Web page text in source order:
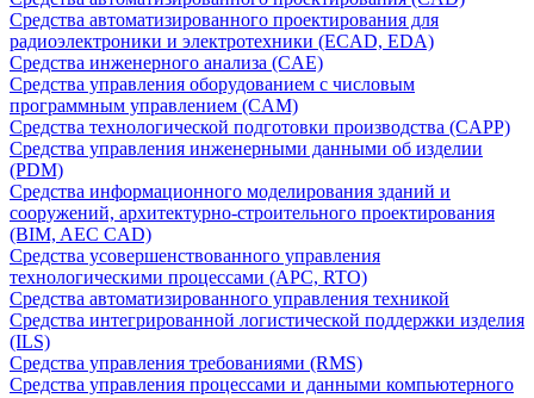
Средства автоматизированного проектирования для
радиоэлектроники и электротехники (ECAD, EDA)
Средства инженерного анализа (CAE)
Средства управления оборудованием с числовым
программным управлением (CAM)
Средства технологической подготовки производства (CAPP)
Средства управления инженерными данными об изделии
(PDM)
Средства информационного моделирования зданий и
сооружений, архитектурно-строительного проектирования
(BIM, AEC CAD)
Средства усовершенствованного управления
технологическими процессами (APC, RTO)
Средства автоматизированного управления техникой
Средства интегрированной логистической поддержки изделия
(ILS)
Средства управления требованиями (RMS)
Средства управления процессами и данными компьютерного